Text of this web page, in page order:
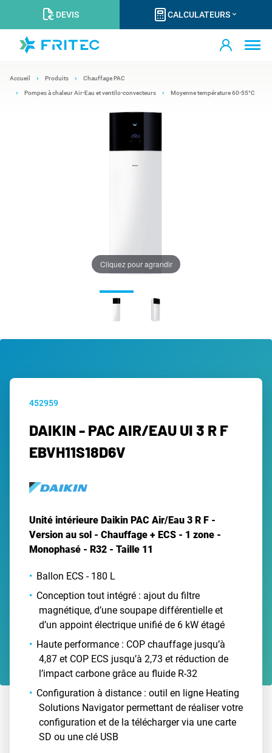
DEVIS CALCULATEURS
Accueil Produits Chauffage PAC
Pompes à chaleur Air-Eau et ventilo-convecteurs Moyenne température 60-55°C
Cliquez pour agrandir
452959
DAIKIN - PAC AIR/EAU UI 3 R F
EBVH11S18D6V
Unité intérieure Daikin PAC Air/Eau 3 R F -
Version au sol - Chauffage + ECS - 1 zone -
Monophasé - R32 - Taille 11
Ballon ECS - 180 L
Conception tout intégré : ajout du filtre
magnétique, d’une soupape différentielle et
d’un appoint électrique unifié de 6 kW étagé
Haute performance : COP chauffage jusqu’à
4,87 et COP ECS jusqu’à 2,73 et réduction de
l’impact carbone grâce au fluide R-32
Configuration à distance : outil en ligne Heating
Solutions Navigator permettant de réaliser votre
configuration et de la télécharger via une carte
SD ou une clé USB